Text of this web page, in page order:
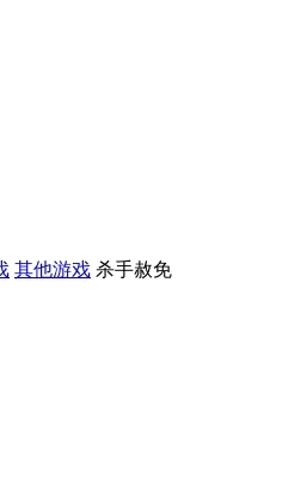
其他游戏 杀手赦免